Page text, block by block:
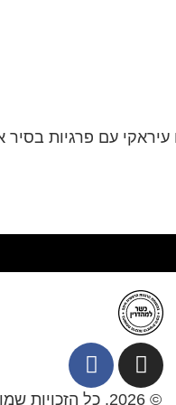
עיראקי עם פרגיות בסיר
© 2026. כל הזכויות